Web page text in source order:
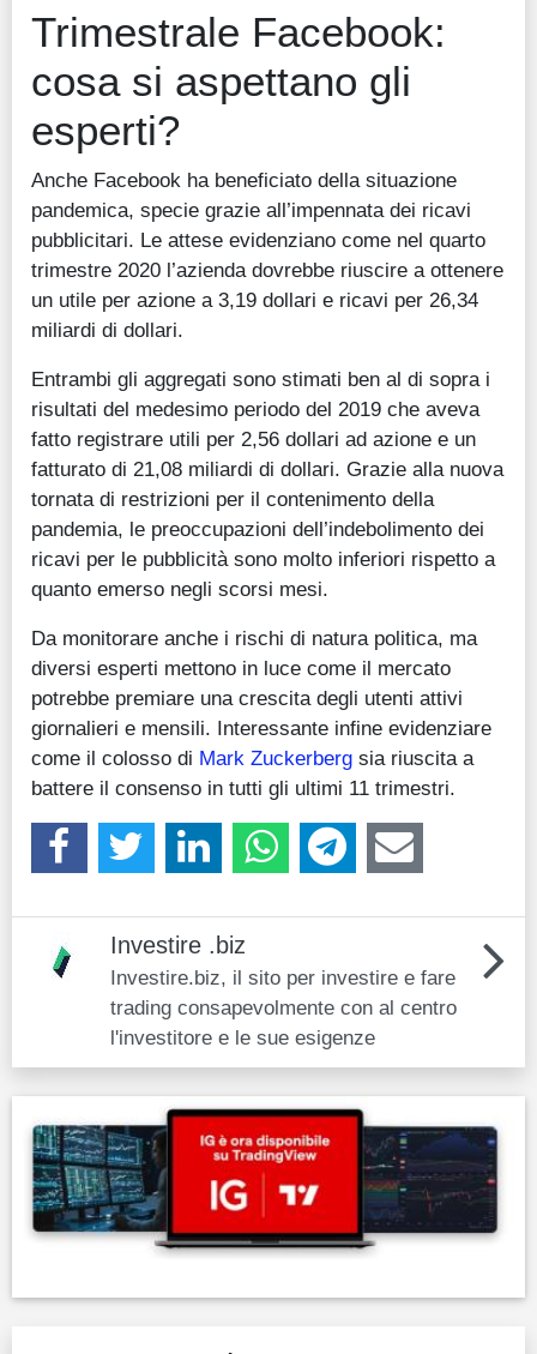
Trimestrale Facebook:
cosa si aspettano gli
esperti?
Anche Facebook ha beneficiato della situazione
pandemica, specie grazie all’impennata dei ricavi
pubblicitari. Le attese evidenziano come nel quarto
trimestre 2020 l’azienda dovrebbe riuscire a ottenere
un utile per azione a 3,19 dollari e ricavi per 26,34
miliardi di dollari.
Entrambi gli aggregati sono stimati ben al di sopra i
risultati del medesimo periodo del 2019 che aveva
fatto registrare utili per 2,56 dollari ad azione e un
fatturato di 21,08 miliardi di dollari. Grazie alla nuova
tornata di restrizioni per il contenimento della
pandemia, le preoccupazioni dell’indebolimento dei
ricavi per le pubblicità sono molto inferiori rispetto a
quanto emerso negli scorsi mesi.
Da monitorare anche i rischi di natura politica, ma
diversi esperti mettono in luce come il mercato
potrebbe premiare una crescita degli utenti attivi
giornalieri e mensili. Interessante infine evidenziare
come il colosso di Mark Zuckerberg sia riuscita a
battere il consenso in tutti gli ultimi 11 trimestri.
Investire .biz
Investire.biz, il sito per investire e fare
trading consapevolmente con al centro
l'investitore e le sue esigenze